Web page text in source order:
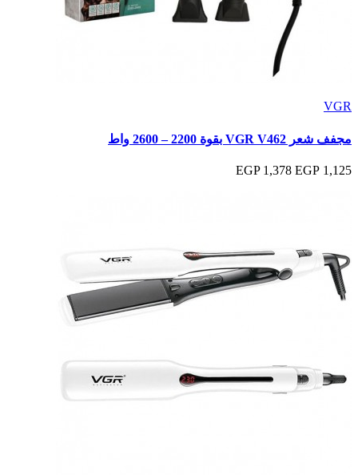
VGR
مجفف شعر VGR V462 بقوة 2200 – 2600 واط
1,125 EGP
1,378 EGP